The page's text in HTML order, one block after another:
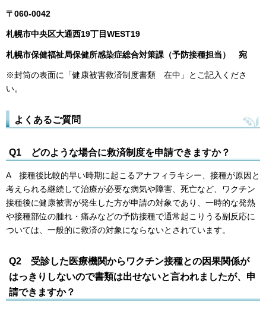
〒060-0042
札幌市中央区大通西19丁目WEST19
札幌市保健福祉局保健所感染症総合対策課（予防接種担当） 宛
※封筒の表面に「健康被害救済制度書類 在中」とご記入くださ
い。
よくあるご質問
Q1 どのような場合に救済制度を申請できますか？
A 接種後比較的早い時期に起こるアナフィラキシー、接種が原因と
考えられる継続して治療が必要な病気や障害、死亡など、ワクチン
接種後に健康被害が発生した方が申請の対象であり、一時的な発熱
や接種部位の腫れ・痛みなどの予防接種で通常起こりうる副反応に
ついては、一般的に救済の対象にならないとされています。
Q2 受診した医療機関からワクチン接種との因果関係が
はっきりしないので書類は出せないと言われましたが、申
請できますか？